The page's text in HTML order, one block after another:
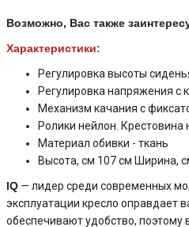
Возможно, Вас также
Характеристики:
Регулировка высоты
Регулировка напряжения с
Механизм качания с
Ролики нейлон.
Материал обивки - ткань
Высота, см 107 см Ширина,
IQ— лидер среди современных
эксплуатации кресло оправдает
обеспечивают удобство,